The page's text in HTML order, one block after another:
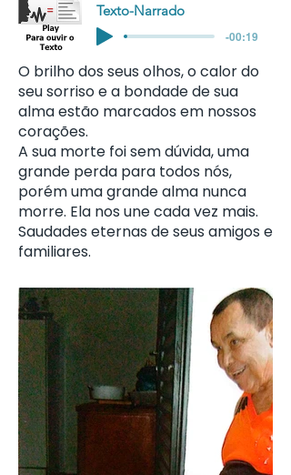
Texto-Narrado
-00:19
O brilho dos seus olhos, o calor do
seu sorriso e a bondade de sua
alma estão marcados em nossos
corações.
A sua morte foi sem dúvida, uma
grande perda para todos nós,
porém uma grande alma nunca
morre. Ela nos une cada vez mais.
Saudades eternas de seus amigos e
familiares.